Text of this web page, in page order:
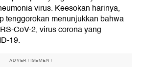
virus. Keesokan harinya,
tenggorokan menunjukkan bahwa
CoV-2, virus corona yang
19.
ADVERTISEMENT